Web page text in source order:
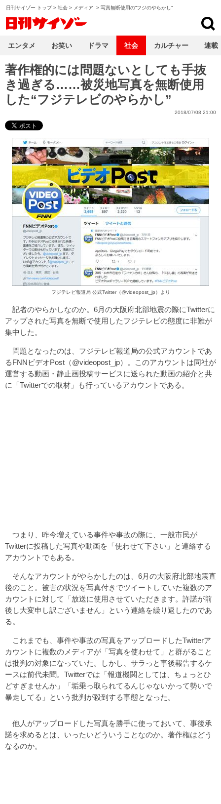
日刊サイゾー トップ> 社会 > メディア > 写真無断使用の“フジのやらかし”
著作権的には問題ないとしても手抜
き過ぎる……被災地写真を無断使用
した“フジテレビのやらかし”
2018/07/08 21:00
フジテレビ報道局 公式Twitter（@videopost_jp）より
記者のやらかしなのか。6月の大阪府北部地震の際にTwitterに
アップされた写真を無断で使用したフジテレビの態度に非難が
集中した。
問題となったのは、フジテレビ報道局の公式アカウントであ
るFNNビデオPost（@videopost_jp）。このアカウントは同社が
運営する動画・静止画投稿サービスに送られた動画の紹介と共
に「Twitterでの取材」も行っているアカウントである。
つまり、昨今増えている事件や事故の際に、一般市民が
Twitterに投稿した写真や動画を「使わせて下さい」と連絡する
アカウントでもある。
そんなアカウントがやらかしたのは、6月の大阪府北部地震直
後のこと。被害の状況を写真付きでツイートしていた複数のア
カウントに対して「放送に使用させていただきます。許諾が前
後し大変申し訳ございません」という連絡を繰り返したのであ
る。
これまでも、事件や事故の写真をアップロードしたTwitterア
カウントに複数のメディアが「写真を使わせて」と群がること
は批判の対象になっていた。しかし、サラっと事後報告するケ
ースは前代未聞。Twitterでは「報道機関としては、ちょっとひ
どすぎませんか」「垢乗っ取られてるんじゃないかって勢いで
暴走してる」という批判が殺到する事態となった。
他人がアップロードした写真を勝手に使っておいて、事後承
諾を求めるとは、いったいどういうことなのか。著作権はどう
なるのか。
エンタメ お笑い ドラマ 社会 カルチャー 連載